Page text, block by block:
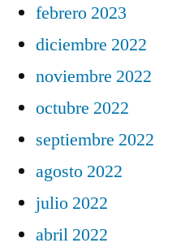
febrero 2023
diciembre 2022
noviembre 2022
octubre 2022
septiembre 2022
agosto 2022
julio 2022
abril 2022